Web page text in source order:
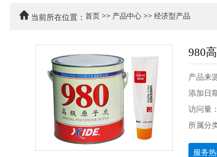
当前所在位置： 首页>> 产品中心>> 经济型产品
980
产品来
添加日
访问量
所属分
服务